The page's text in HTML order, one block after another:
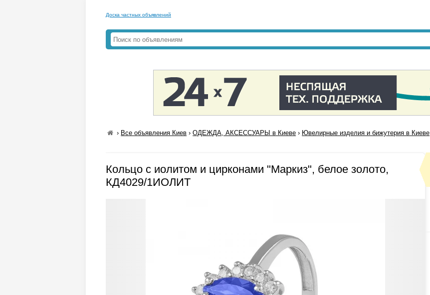
Доска частных объявлений
› Все объявления Киев ›ОДЕЖДА, АКСЕССУАРЫ в Киеве › Ювелирные изделия и бижутерия в Киеве
Кольцо с иолитом и цирконами "Маркиз", белое золото,
КД4029/1ИОЛИТ